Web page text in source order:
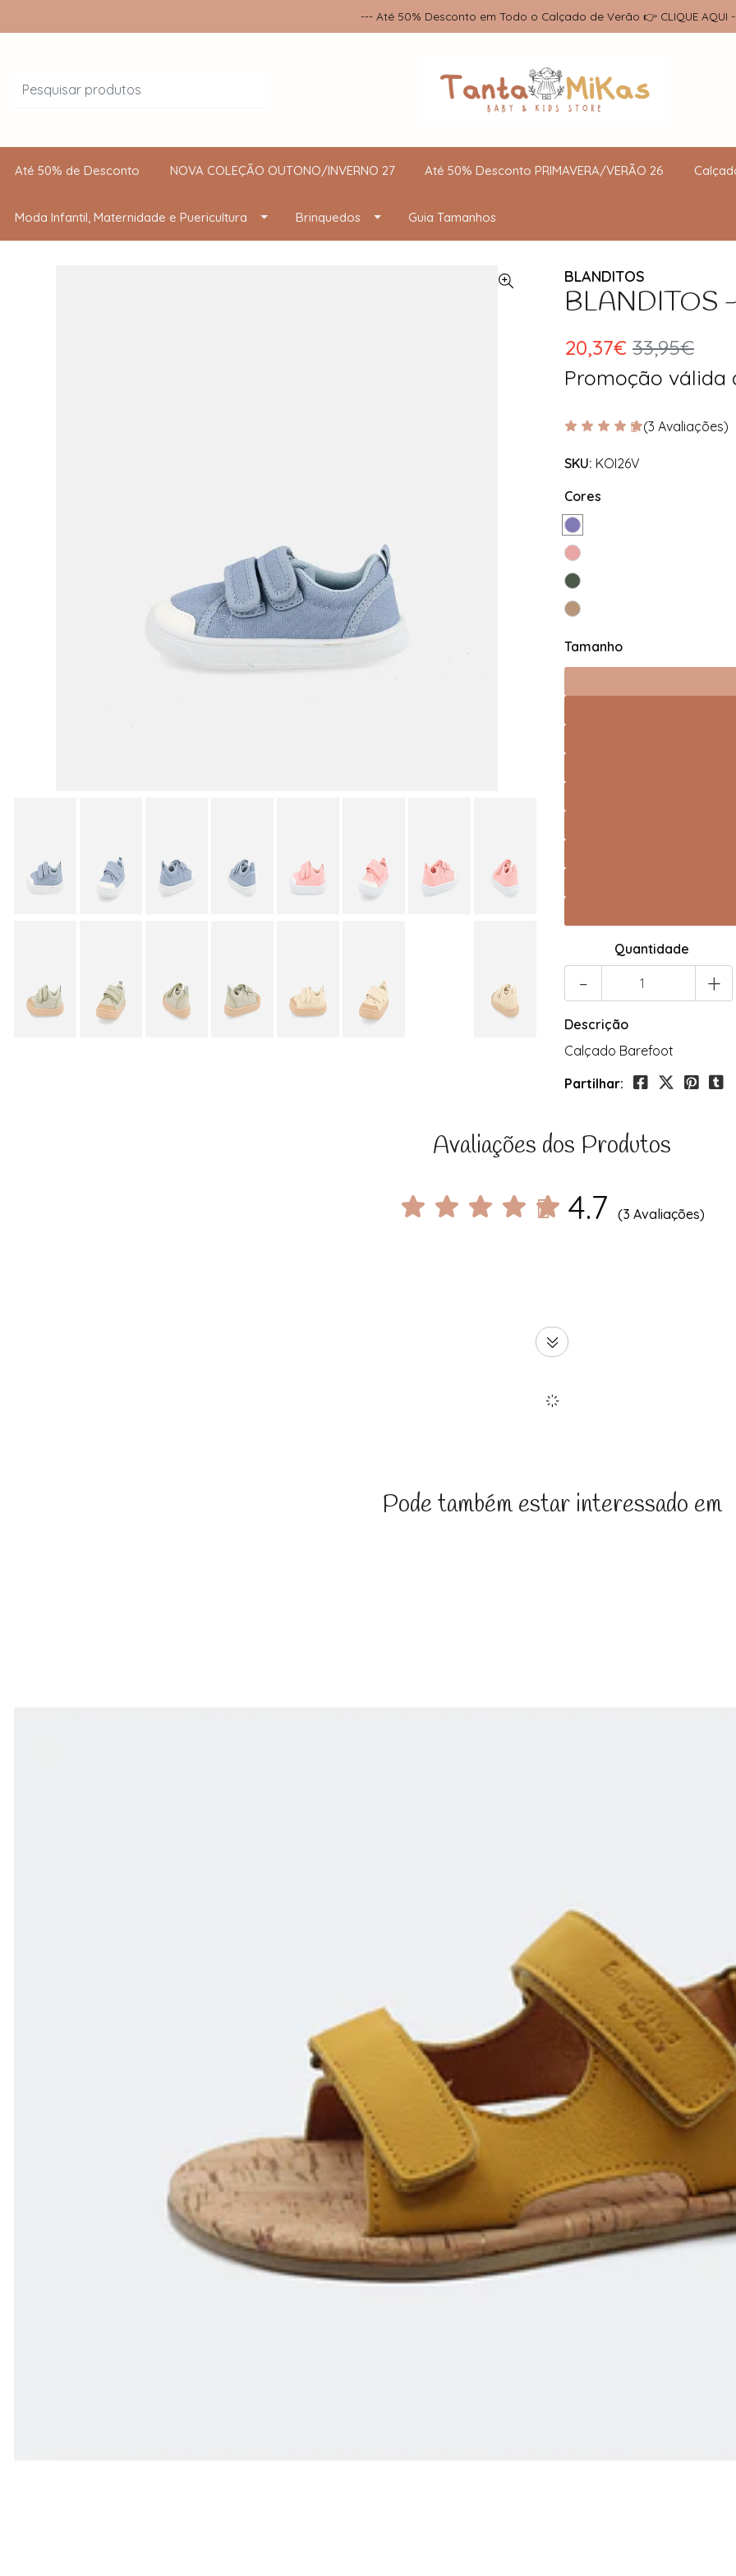
--- Até 50% Desconto em Todo o Calçado de Verão 👉 CLIQUE AQUI
Até 50% de Desconto NOVA COLEÇÃO OUTONO/INVERNO 27 Até 50% Desconto PRIMAVERA/VERÃO 26
Moda Infantil, Maternidade e Puericultura Brinquedos Guia Tamanhos
BLANDITOS
BLANDITOS
20,37€ 33,95€
Promoção válida
(3 Avaliações)
SKU: KOI26V
Cores
Tamanho
Quantidade
- +
Descrição
Calçado Barefoot
Partilhar:
Avaliações dos Produtos
4.7 (3 Avaliações)
Pode também estar interessado em